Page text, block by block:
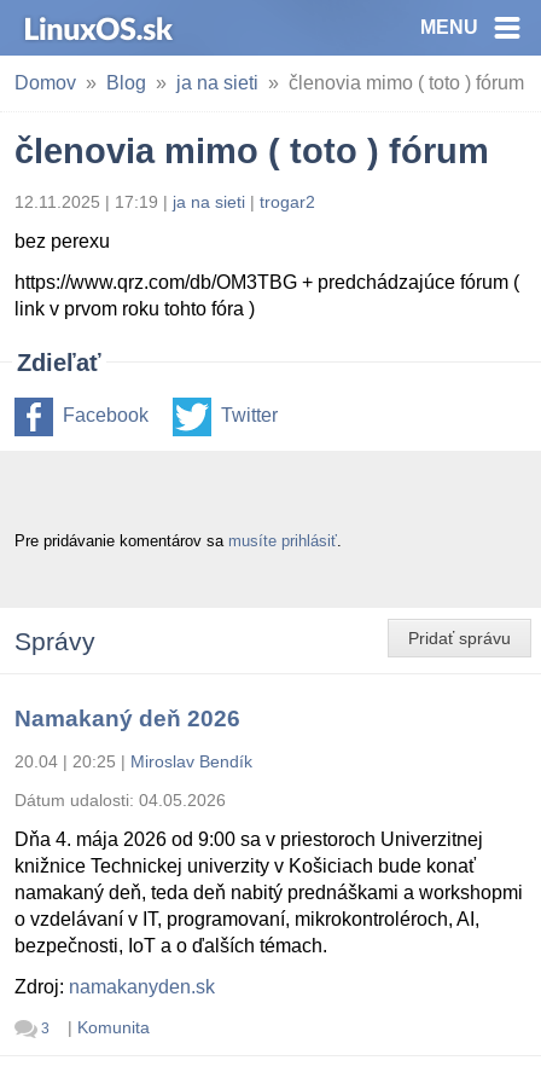
MENU
Domov Blog ja na sieti členovia mimo ( toto ) fórum
členovia mimo ( toto ) fórum
12.11.2025 | 17:19 | ja na sieti | trogar2
bez perexu
https://www.qrz.com/db/OM3TBG + predchádzajúce fórum (
link v prvom roku tohto fóra )
Zdieľať
Facebook Twitter
Pre pridávanie komentárov sa musíte prihlásiť
Pridať správu
Správy
Namakaný deň 2026
20.04 | 20:25 | Miroslav Bendík
Dátum udalosti: 04.05.2026
Dňa 4. mája 2026 od 9:00 sa v priestoroch Univerzitnej
knižnice Technickej univerzity v Košiciach bude konať
namakaný deň, teda deň nabitý prednáškami a workshopmi
o vzdelávaní v IT, programovaní, mikrokontroléroch, AI,
bezpečnosti, IoT a o ďalších témach.
Zdroj: namakanyden.sk
3 | Komunita